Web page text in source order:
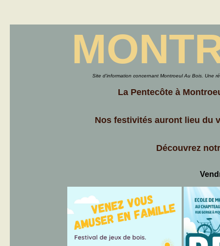
Site d'information concernant Montroeul Au Bois. Une
La Pentecôte à
Nos festivités auront lieu du
Découvrez